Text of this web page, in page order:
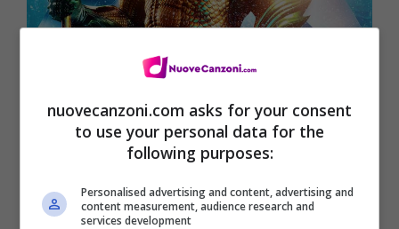
nuovecanzoni.com asks for your consent
to use your personal data for the
following purposes:
Personalised advertising and content, advertising and
content measurement, audience research and
services development